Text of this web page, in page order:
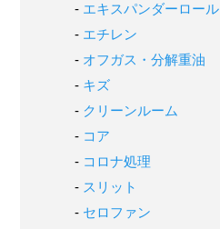
エキスパンダーロール
エチレン
オフガス・分解重油
キズ
クリーンルーム
コア
コロナ処理
スリット
セロファン